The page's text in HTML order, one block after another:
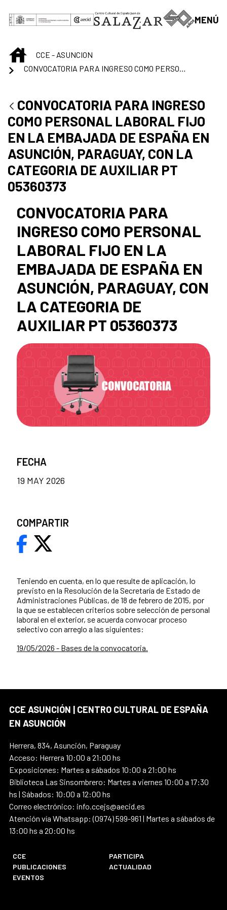
MENÚ
INICIOCCE - ASUNCION
CONVOCATORIA PARA INGRESO
COMO PERSONAL LABORAL FIJO
EN LA EMBAJADA DE ESPAÑA EN
ASUNCIÓN, PARAGUAY, CON LA
CATEGORIA DE AUXILIAR PT
05360373
CONVOCATORIA PARA
INGRESO COMO PERSONAL
LABORAL FIJO EN LA
EMBAJADA DE ESPAÑA EN
ASUNCIÓN, PARAGUAY, CON
LA CATEGORIA DE
AUXILIAR PT 05360373
Teniendo en cuenta, en lo que resulte de aplicación, lo
previsto en la Resolución de la Secretaría de Estado de
Administraciones Públicas, de 18 de febrero de 2015, por
la que se establecen criterios sobre selección de personal
laboral en el exterior, se acuerda convocar proceso
selectivo con arreglo a las siguientes:
19/05/2026 - Bases de la convocatoria.
FECHA
19 MAY 2026
COMPARTIR
CCE ASUNCIÓN | CENTRO CULTURAL DE ESPAÑA
EN ASUNCIÓN
Herrera, 834, Asunción, Paraguay
Acceso: Herrera 10:00 a 21:00 hs
Exposiciones: Martes a sábados 10:00 a 21:00 hs
Biblioteca Las Sinsombrero: Martes a viernes 10:00 a 17:30
hs | Sábados: 10:00 a 12:00 hs
Correo electrónico: info.ccejs@aecid.es
Atención vía Whatsapp: (0974) 599-961 | Martes a sábados de
13:00 hs a 20:00 hs
CCE
PARTICIPA
PUBLICACIONES
ACTUALIDAD
EVENTOS